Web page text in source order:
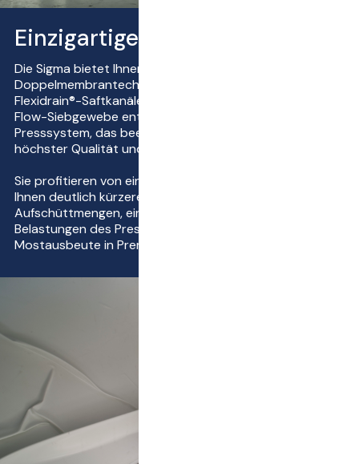
Einzigartige Presstechnik
Die Sigma bietet Ihnen patentierte
Doppelmembrantechnik und aufrecht stehende
Flexidrain®-Saftkanäle. In Kombination mit dem Perfect-
Flow-Siebgewebe entsteht so ein einzigartiges
Presssystem, das beeindruckende Pressergebnisse von
höchster Qualität und wirtschaftlicher Effizienz liefert.
Sie profitieren von einer einzigartigen Presstechnik, die
Ihnen deutlich kürzere Presszeiten, größere
Aufschüttmengen, eine geringere mechanische
Belastungen des Pressgutes und eine deutlich höhere
Mostausbeute in Premiumqualität bietet.